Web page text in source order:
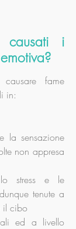
causati i
fame
in:
la sensazione
non appresa
stress e le
tenute a
il cibo
ed a livello